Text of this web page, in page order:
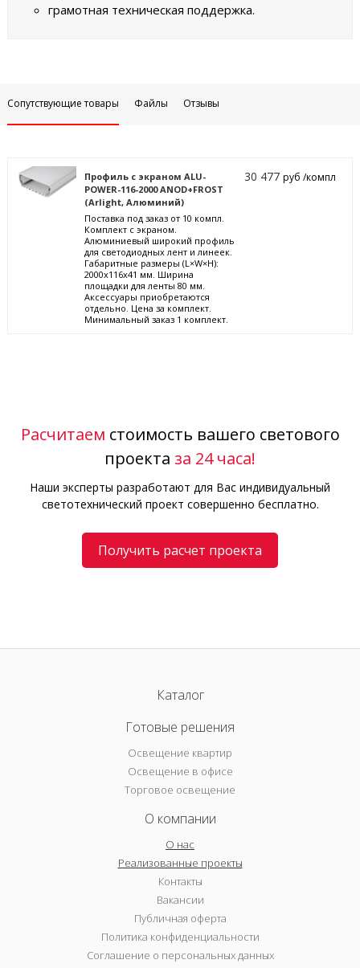
грамотная техническая поддержка.
Сопутствующие товары Файлы Отзывы
Профиль с экраном ALU-
POWER-116-2000 ANOD+FROST
(Arlight, Алюминий)
Поставка под заказ от 10 компл.
Комплект с экраном.
Алюминиевый широкий профиль
для светодиодных лент и линеек.
Габаритные размеры (L×W×H):
2000x116x41 мм. Ширина
площадки для ленты 80 мм.
Аксессуары приобретаются
отдельно. Цена за комплект.
Минимальный заказ 1 комплект.
30 477руб /компл
Расчитаем стоимость вашего светового
проекта за 24 часа!
Наши эксперты разработают для Вас индивидуальный
светотехнический проект совершенно бесплатно.
Получить расчет проекта
Каталог
Готовые решения
Освещение квартир
Освещение в офисе
Торговое освещение
О компании
О нас
Реализованные проекты
Контакты
Вакансии
Публичная оферта
Политика конфиденциальности
Соглашение о персональных данных